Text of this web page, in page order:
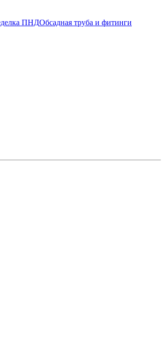
ПНДОбсадная труба и фитинги